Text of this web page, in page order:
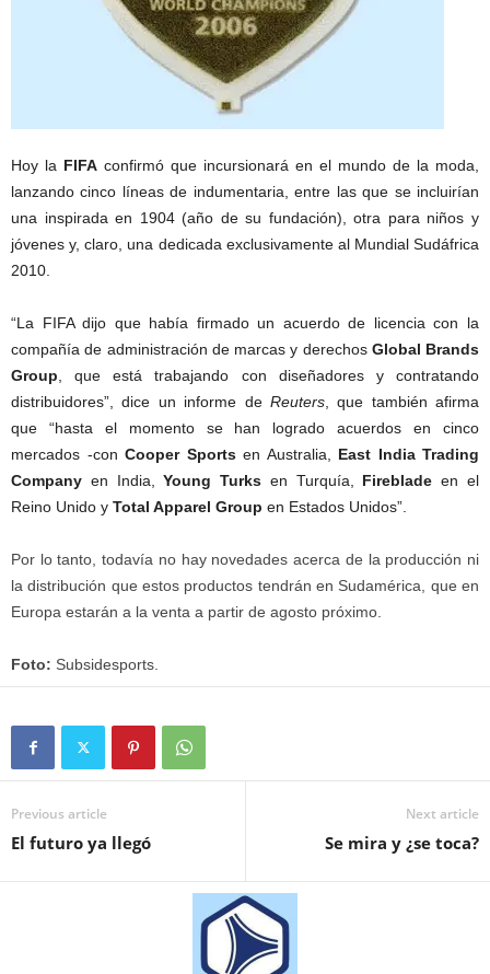
Hoy la FIFA confirmó que incursionará en el mundo de la moda,
lanzando cinco líneas de indumentaria, entre las que se incluirían
una inspirada en 1904 (año de su fundación), otra para niños y
jóvenes y, claro, una dedicada exclusivamente al Mundial Sudáfrica
2010.
“La FIFA dijo que había firmado un acuerdo de licencia con la
compañía de administración de marcas y derechos Global Brands
Group , que está trabajando con diseñadores y contratando
distribuidores”, dice un informe de Reuters, que también afirma
que “hasta el momento se han logrado acuerdos en cinco
mercados -con Cooper Sportsen Australia, East India Trading
Company en India,Young Turks en Turquía, Fireblade en el
Reino Unido y Total Apparel Group en Estados Unidos”.
Por lo tanto, todavía no hay novedades acerca de la producción ni
la distribución que estos productos tendrán en Sudamérica, que en
Europa estarán a la venta a partir de agosto próximo.
Foto: Subsidesports.
Previous article
El futuro ya llegó
Next article
Se mira y ¿se toca?